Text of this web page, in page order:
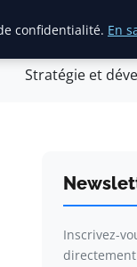
Innovation et
Stratégie et
Inscrivez-
confidentialité. En